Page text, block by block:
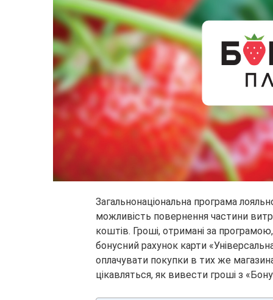
Загальнонаціональна програма
можливість повернення частини
коштів. Гроші, отримані за
бонусний рахунок карти
оплачувати покупки в тих же
цікавляться, як вивести гроші з